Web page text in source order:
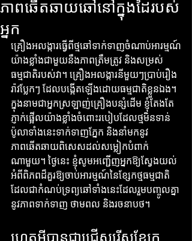
ភាពឆើតឆាយឆៅនៅក្នុងដៃរបស់
អ្នក
គ្រឿងអលង្ការធ្វើពីថ្មឆៅទាក់ទាញចំណាប់អារម្មណ៍
យ៉ាងខ្លាំងជាមួយនឹងភាពត្រឹមត្រូវ និងសម្រស់
ធម្មជាតិរបស់វា។ គ្រឿងអលង្ការនីមួយៗប្រាប់រឿង
រ៉ាវប្លែកៗ ដែលបង្កើតឡើងដោយធម្មជាតិខ្លួនឯង។
ក្នុងនាមជាអ្នកស្រឡាញ់គ្រឿងបន្សំដើម ខ្ញុំតែងតែ
ភ្ញាក់ផ្អើលយ៉ាងខ្លាំងចំពោះរបៀបដែលថ្មមិនទាន់
ប៉ូលាទាំងនេះទាក់ទាញភ្នែក និងនាំមកនូវ
ភាពឆើតឆាយពិសេសដល់សម្លៀកបំពាក់
ណាមួយ។ ថ្ងៃនេះ ខ្ញុំសូមអញ្ជើញអ្នកឱ្យស្វែងយល់
អំពីពិភពដ៏គួរឱ្យចាប់អារម្មណ៍នៃខ្សែកថ្មធម្មជាតិ
ដែលជាកំណប់ទ្រព្យឆៅទាំងនេះដែលរួមបញ្ចូលគ្នា
នូវភាពទាក់ទាញ ថាមពល និងរចនាបថ។
ហេតុអ្វីបានជាជ្រើសរើសខ្សែក